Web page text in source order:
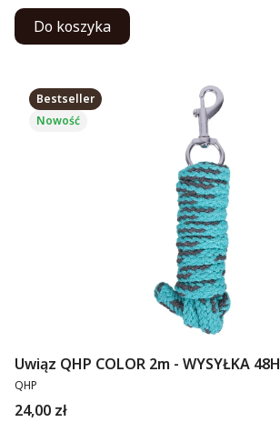
Do koszyka
Bestseller
Nowość
Uwiąz QHP COLOR 2m - WYSYŁKA 48H
PRODUCENT
QHP
Cena
24,00 zł